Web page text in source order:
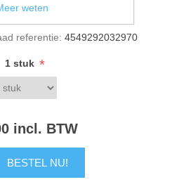
MG775x
referentie: 4549292032970
1 stuk *
incl. BTW
weten